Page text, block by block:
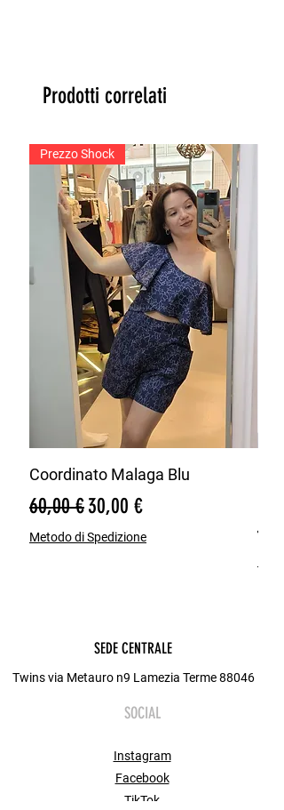
Prodotti correlati
Prezzo Shock
Coordinato Malaga Blu
Prezzo regolare
60,00 €Prezzo scontato
30,00 €
Metodo di Spedizione
SEDE CENTRALE
Twins via Metauro n9 Lamezia Terme 88046
SOCIAL
Instagram
Facebook
TikTok